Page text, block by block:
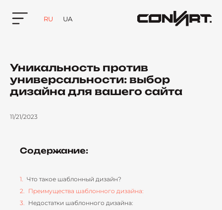
RU UA
Уникальность против
универсальности: выбор
дизайна для вашего сайта
11/21/2023
Содержание:
Что такое шаблонный дизайн?
Преимущества шаблонного дизайна:
Недостатки шаблонного дизайна: